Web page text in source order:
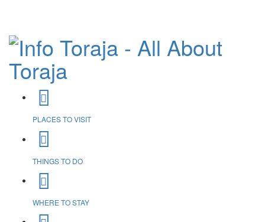
PLACES TO VISIT
THINGS TO DO
WHERE TO STAY